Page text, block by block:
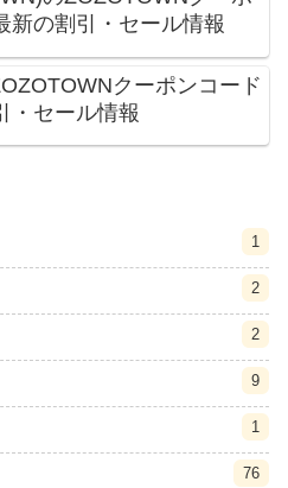
新の割引・セール情報
クーポンコード
・セール情報
1
2
2
9
1
76